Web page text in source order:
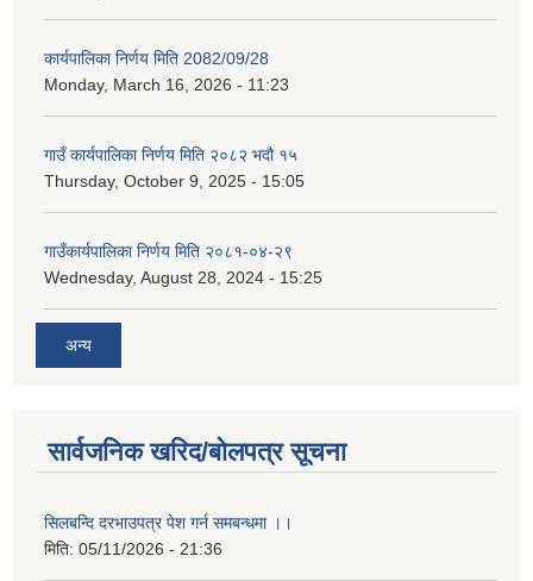
कार्यपालिका निर्णय मिति 2082/09/28
Monday, March 16, 2026 - 11:23
गाउँ कार्यपालिका निर्णय मिति २०८२ भदौ १५
Thursday, October 9, 2025 - 15:05
गाउँकार्यपालिका निर्णय मिति २०८१-०४-२९
Wednesday, August 28, 2024 - 15:25
अन्य
सार्वजनिक खरिद/बोलपत्र सूचना
सिलबन्दि दरभाउपत्र पेश गर्न समबन्धमा ।।
मिति: 05/11/2026 - 21:36